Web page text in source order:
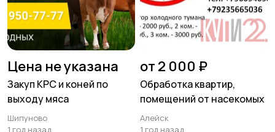
Цена не указана
Закуп КРС и коней по
выходу мяса
Шипуново
1 год назад
от 2 000 ₽
Обработка квартир,
помещений от насекомых
Алейск
1 год назад